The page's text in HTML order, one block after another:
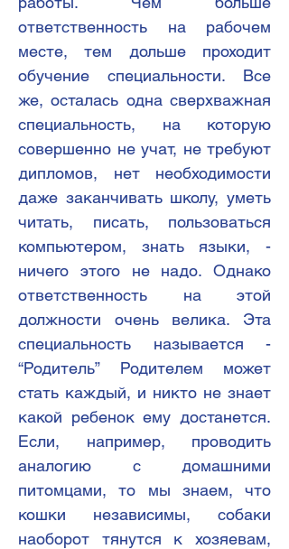
ответственность на рабочем
месте, тем дольше проходит
обучение специальности. Все
же, осталась одна сверхважная
специальность, на которую
совершенно не учат, не требуют
дипломов, нет необходимости
даже заканчивать школу, уметь
читать, писать, пользоваться
компьютером, знать языки, -
ничего этого не надо. Однако
ответственность на этой
должности очень велика. Эта
специальность называется -
“Родитель” Родителем может
стать каждый, и никто не знает
какой ребенок ему достанется.
Если, например, проводить
аналогию с домашними
питомцами, то мы знаем, что
кошки независимы, собаки
наоборот тянутся к хозяевам,